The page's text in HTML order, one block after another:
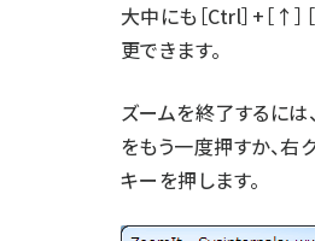
大中にも［Ctrl］+［↑
更できます。
ズームを終了するには
をもう一度押すか、右ク
キーを押します。